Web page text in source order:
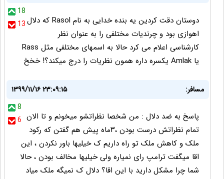
18
13دوستان دقت کردین یه بنده خدایی به نام Rasol که دلال
اهوازی بود و چرندیات مختلفی را به عنوان نظر
کارشناسی اعلام می کرد حالا به اسمهای مختلفی مثل Rass
یا Amlak یکسره داره همون نظریات را درج میکند؟! خخخ
مسافر:
۱۳۹۹/۱۱/۱۶ ۲۳:۰۹:۱۵
8
6 پاسخ به ضد دلال : من شخصا نظراتشو میخونم و تا الان
تمام نظراتش درست بودن ،۳ماه پیش هم گفتن که رکود
ملک و کاهش ملک تو راه داریم ک خیلیها باور نکردن ، این
اقا میگفت ترامپ رای نمیاره ولی خیلیها مخالف بودن ، حالا
شما چرا مشکل دارید با این اقا؟ دلال ک نمیگه ملک میاد